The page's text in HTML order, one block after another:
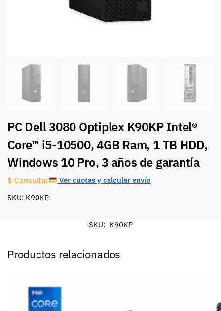
PC Dell 3080 Optiplex K90KP Intel®
Core™ i5-10500, 4GB Ram, 1 TB HDD,
Windows 10 Pro, 3 años de garantía
$ Consultar Ver cuotas y calcular envío
SKU: K90KP
SKU: K90KP
Productos relacionados